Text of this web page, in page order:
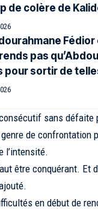
de colère de
pas
pour sortir de
sans défaite
de confrontation
l’intensité.
être conquérant.
en début de